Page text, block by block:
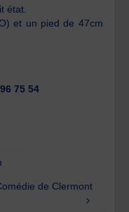
état.
et un pied de 47cm
75 54
de Clermont